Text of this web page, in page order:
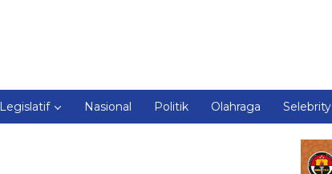
Legislatif Nasional Politik Olahraga Selebrity